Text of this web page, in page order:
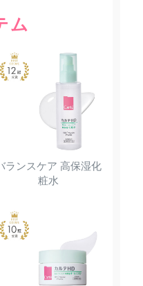
ム
ランスケア 高保湿化
粧水